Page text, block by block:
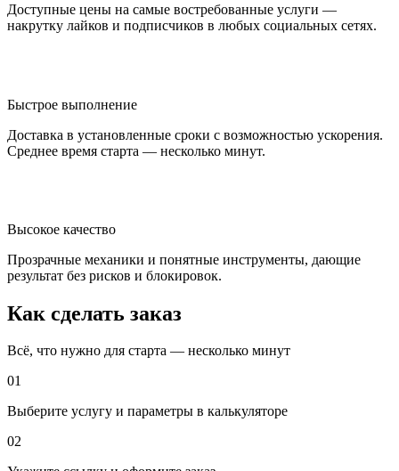
Доступные цены на самые востребованные услуги —
накрутку лайков и подписчиков в любых социальных сетях.
Быстрое выполнение
Доставка в установленные сроки с возможностью ускорения.
Среднее время старта — несколько минут.
Высокое качество
Прозрачные механики и понятные инструменты, дающие
результат без рисков и блокировок.
Как сделать заказ
Всё, что нужно для старта — несколько минут
01
Выберите услугу и параметры в калькуляторе
02